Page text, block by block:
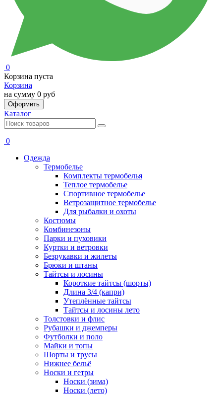
0
Корзина пуста
Корзина
на сумму 0 руб
Оформить
Каталог
0
Одежда
Термобелье
Комплекты термобелья
Теплое термобелье
Спортивное термобелье
Ветрозащитное термобелье
Для рыбалки и охоты
Костюмы
Комбинезоны
Парки и пуховики
Куртки и ветровки
Безрукавки и жилеты
Брюки и штаны
Тайтсы и лосины
Короткие тайтсы (шорты)
Длина 3/4 (капри)
Утеплённые тайтсы
Тайтсы и лосины лето
Толстовки и флис
Рубашки и джемперы
Футболки и поло
Майки и топы
Шорты и трусы
Нижнее бельё
Носки и гетры
Носки (зима)
Носки (лето)